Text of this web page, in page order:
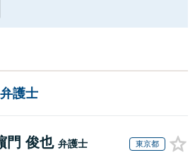
護士
門 俊也 弁護士 東京都